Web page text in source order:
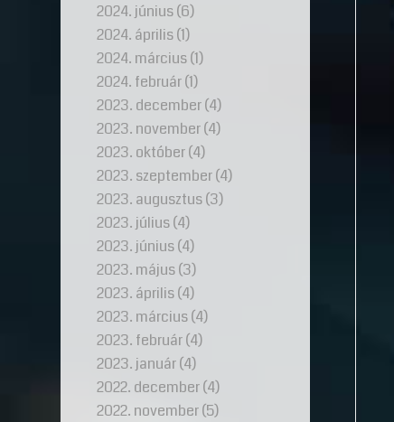
2024. június(6)
2024. április(1)
2024. március(1)
2024. február(1)
2023. december(4)
2023. november(4)
2023. október(4)
2023. szeptember(4)
2023. augusztus(3)
2023. július(4)
2023. június(4)
2023. május(3)
2023. április(4)
2023. március(4)
2023. február(4)
2023. január(4)
2022. december(4)
2022. november(5)